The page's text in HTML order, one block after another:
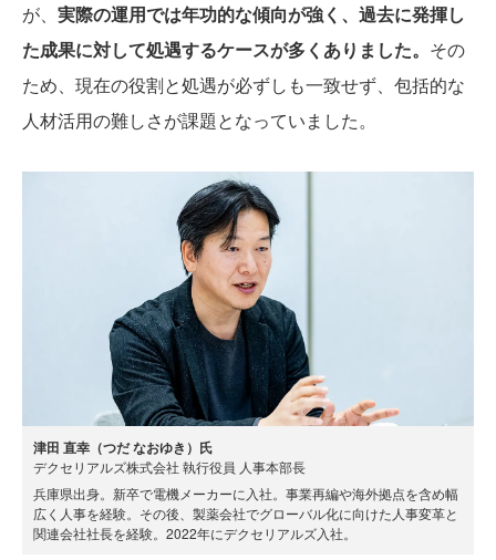
が、 実際の運用では年功的な傾向が強く、過去に発揮し
た成果に対して処遇するケースが多くありました。 その
ため、現在の役割と処遇が必ずしも一致せず、包括的な
人材活用の難しさが課題となっていました。
津田 直幸（つだ なおゆき）氏
デクセリアルズ株式会社 執行役員 人事本部長
兵庫県出身。新卒で電機メーカーに入社。事業再編や海外拠点を含め幅
広く人事を経験。その後、製薬会社でグローバル化に向けた人事変革と
関連会社社長を経験。2022年にデクセリアルズ入社。